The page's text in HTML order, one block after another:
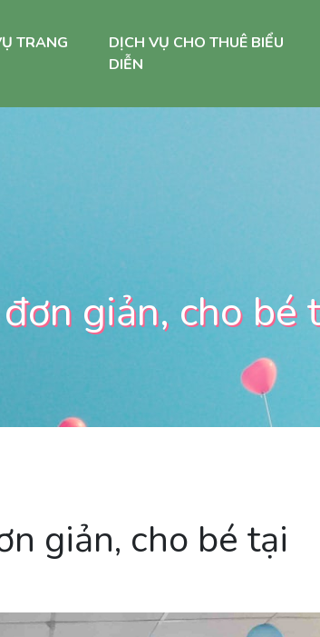
TRANG
DỊCH VỤ CHO THUÊ BIỂU
DIỄN
giản, cho bé
giản, cho bé tại